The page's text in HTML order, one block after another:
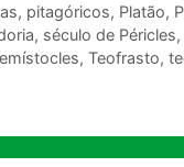
, pitagóricos, Platão,
, século de Péricles,
, Teofrasto,